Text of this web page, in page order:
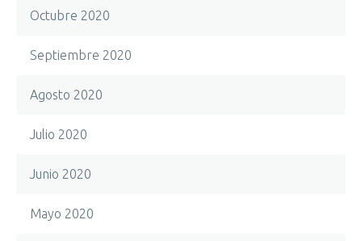
Octubre 2020
Septiembre 2020
Agosto 2020
Julio 2020
Junio 2020
Mayo 2020